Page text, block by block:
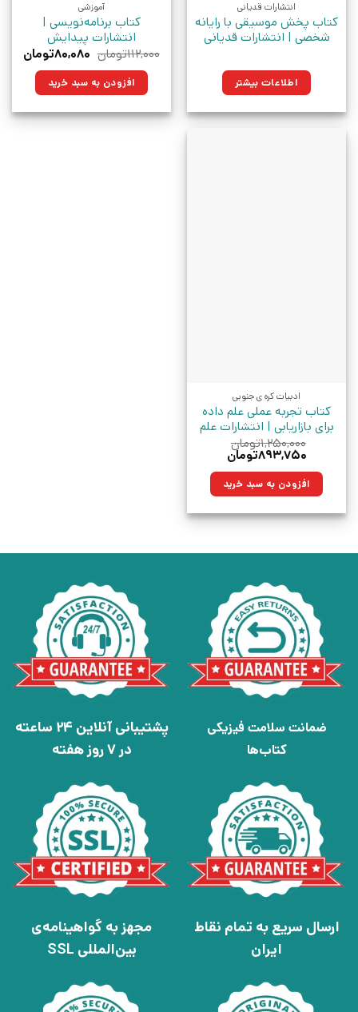
انتشارات قدیانی
کتاب پخش موسیقی با رایانه
شخصی | انتشارات قدیانی
اطلاعات بیشتر
آموزشی
کتاب برنامه‌نویسی |
انتشارات پیدایش
۱۱۲,۰۰۰تومان قیمت
۱۱۲,۰۰۰تومان
بود.
۸۰,۰۸۰تومان
افزودن به سبد خرید
ادبیات کره ی جنوبی
کتاب تجربه عملی علم داده
برای بازاریابی | انتشارات علم
۱,۲۵۰,۰۰۰تومان
قیمت
۱,۲۵۰,۰۰۰تومان
بود.
۸۹۳,۷۵۰تومان
۸۹۳,۷۵۰تومان.افزودن به سبد خرید
ضمانت سلامت فیزیکی
کتاب‌ها
پشتیبانی آنلاین 24 ساعته
در 7 روز هفته
ارسال سریع به تمام نقاط
ایران
مجهز به گواهینامه‌ی
بین‌المللی SSL